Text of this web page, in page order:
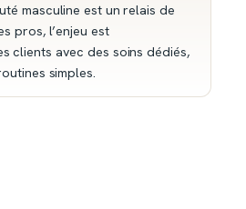
masculine est un relais de
pros, l’enjeu est
clients avec des soins dédiés,
simples.